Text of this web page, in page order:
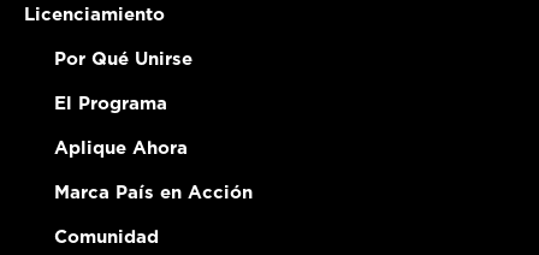
Licenciamiento
Por Qué Unirse
El Programa
Aplique Ahora
Marca País en Acción
Comunidad